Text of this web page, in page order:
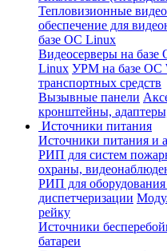
Тепловизионные
обеспечение для
базе ОС Linux
Видеосерверы на
Linux УРМ на базе ОС
транспортных средств
Вызывные панели
кронштейны,
Источники питания
Источники питания и
РИП для систем
охраны,
РИП для оборудования
диспетчеризации
рейку
Источники
батареи